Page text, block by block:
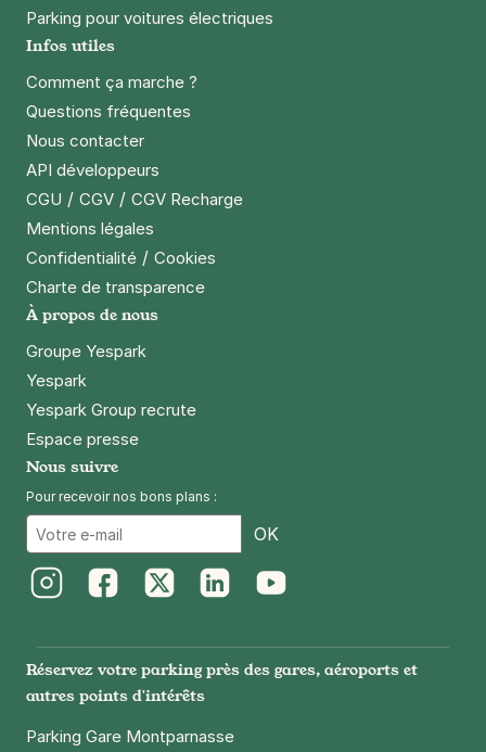
4,4(95 avis)
+ Abonnements disponibles
Malakoff - Plateau de Vanves - Ibis
110 rue Jean Bleuzen
92170
Réserver
+ Abonnements disponibles
139 rue de l'Ouest
4,5(189 avis)
3 €/heure,23 €/jour, 74 €/semaine(tarifs dégressifs)
+ Abonnements disponibles
Montrouge - Mairie de Montrouge -
Parking pour voitures électriques
Infos utiles
Comment ça marche ?
Questions fréquentes
Nous contacter
API développeurs
CGU / CGV / CGV Recharge
Mentions légales
Confidentialité / Cookies
Charte de transparence
À propos de nous
Groupe Yespark
Yespark
Yespark Group recrute
Espace presse
Nous suivre
Pour recevoir nos bons plans :
OK
Réservez votre parking près des gares, aéroports et
autres points d'intérêts
Parking Gare Montparnasse